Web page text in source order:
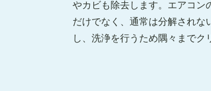
やカビも除去します。エアコン
だけでなく、通常は分解されな
し、洗浄を行うため隅々までク